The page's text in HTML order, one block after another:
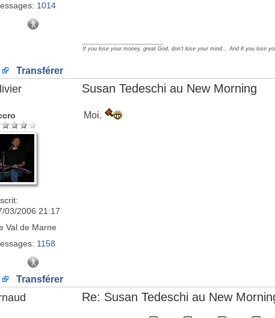
1014
If you lose your money, great God, don't lose your mind... And if you lose
Transférer
Susan Tedeschi au New Morning
03/2006 21:17
Val de Marne
1158
Moi.
Transférer
Re: Susan Tedeschi au New